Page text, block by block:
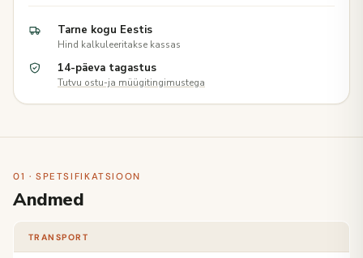
Tarne kogu Eestis
Hind kalkuleeritakse kassas
14-päeva tagastus
Tutvu ostu-ja müügitingimustega
01 · SPETSIFIKATSIOON
Andmed
TRANSPORT